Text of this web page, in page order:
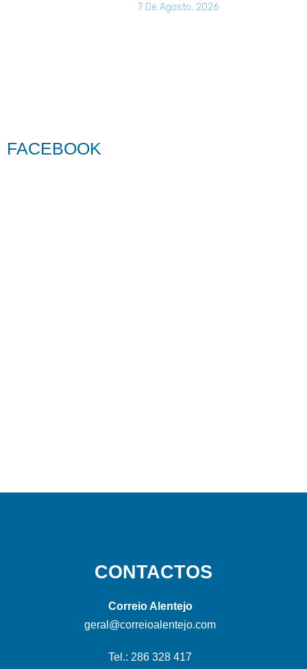
7 De Agosto, 2026
FACEBOOK
CONTACTOS
Correio Alentejo
geral@correioalentejo.com
Tel.: 286 328 417